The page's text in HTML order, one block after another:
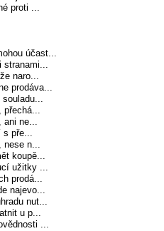
proti ...
účast...
stranami...
naro...
prodáva...
souladu...
přechá...
ani ne...
s pře...
nese n...
koupě...
užitky ...
prodá...
najevo...
nut...
u p...
...